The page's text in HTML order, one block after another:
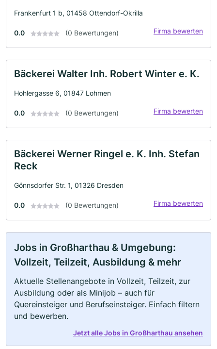
Frankenfurt 1 b, 01458 Ottendorf-Okrilla
0.0 (0 Bewertungen) Firma bewerten
Bäckerei Walter Inh. Robert Winter e. K.
Hohlergasse 6, 01847 Lohmen
0.0 (0 Bewertungen) Firma bewerten
Bäckerei Werner Ringel e. K. Inh. Stefan
Reck
Gönnsdorfer Str. 1, 01326 Dresden
0.0 (0 Bewertungen) Firma bewerten
Jobs in Großharthau & Umgebung:
Vollzeit, Teilzeit, Ausbildung & mehr
Aktuelle Stellenangebote in Vollzeit, Teilzeit, zur
Ausbildung oder als Minijob – auch für
Quereinsteiger und Berufseinsteiger. Einfach filtern
und bewerben.
Jetzt alle Jobs in Großharthau ansehen